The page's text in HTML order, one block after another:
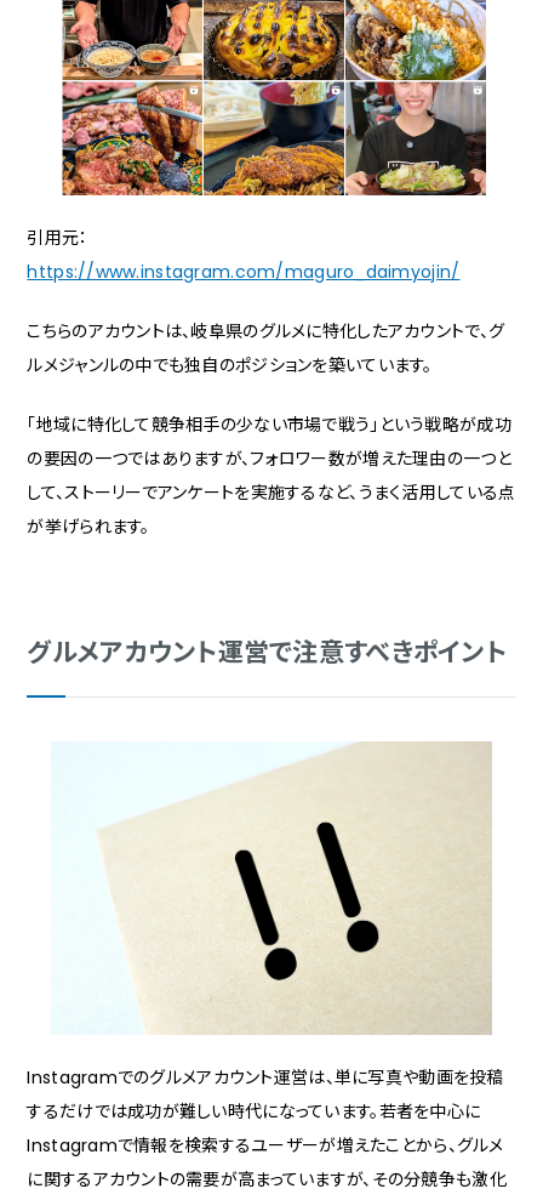
引用元：
https://www.instagram.com/maguro_daimyojin/
こちらのアカウントは、岐阜県のグルメに特化したアカウントで、グ
ルメジャンルの中でも独自のポジションを築いています。
「地域に特化して競争相手の少ない市場で戦う」という戦略が成功
の要因の一つではありますが、フォロワー数が増えた理由の一つと
して、ストーリーでアンケートを実施するなど、うまく活用している点
が挙げられます。
グルメアカウント運営で注意すべきポイント
Instagramでのグルメアカウント運営は、単に写真や動画を投稿
するだけでは成功が難しい時代になっています。若者を中心に
Instagramで情報を検索するユーザーが増えたことから、グルメ
に関するアカウントの需要が高まっていますが、その分競争も激化